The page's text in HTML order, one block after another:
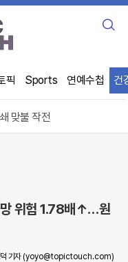
검
픽 Sports 연예수첩 건
에 외모 비하까지
'의 전율
맞불 작전
에 외모 비하까지
망 위험 1.78배↑…원
기자 (yoyo@topictouch.com)